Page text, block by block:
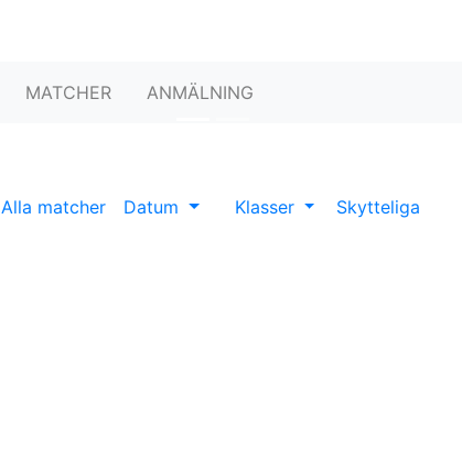
MATCHER ANMÄLNING
Huvudsponsorer:
Alla matcher Datum Klasser Skytteliga